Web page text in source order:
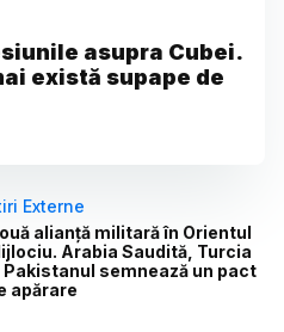
asupra Cubei.
există supape de
Externe
alianță militară în Orientul
Arabia Saudită, Turcia
Pakistanul semnează un pact
apărare